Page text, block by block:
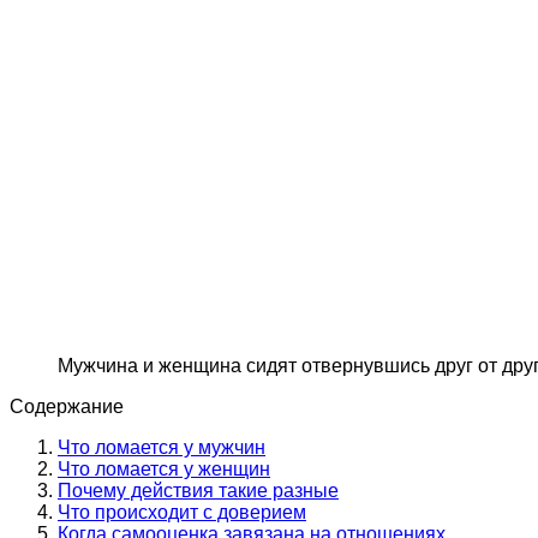
Мужчина и женщина сидят отвернувшись друг от
Содержание
Что ломается у мужчин
Что ломается у женщин
Почему действия такие разные
Что происходит с доверием
Когда самооценка завязана на отношениях